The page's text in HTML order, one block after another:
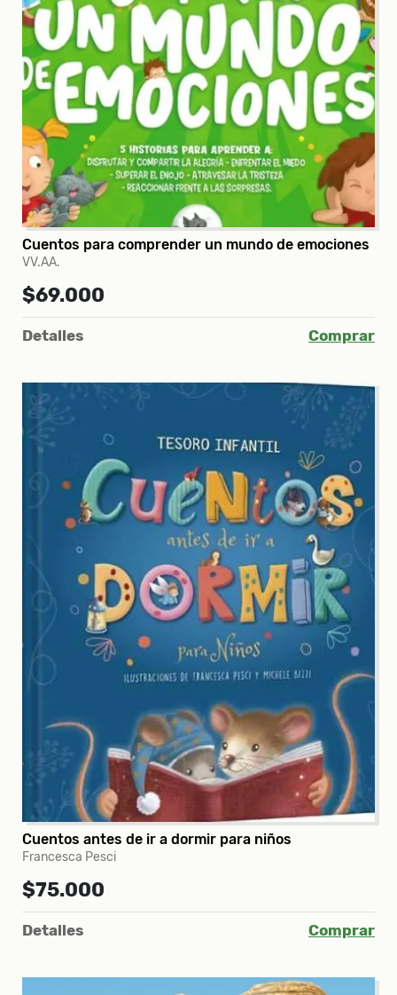
Cuentos para comprender un mundo de emociones
VV.AA.
$69.000
Detalles Comprar
Cuentos antes de ir a dormir para niños
Francesca Pesci
$75.000
Detalles Comprar